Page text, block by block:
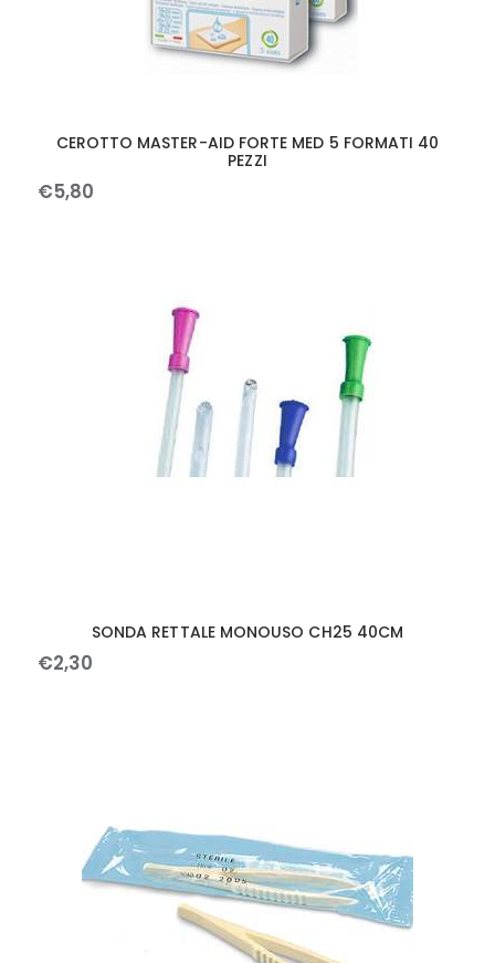
CEROTTO MASTER-AID FORTE MED 5 FORMATI 40
PEZZI
€5,80
SONDA RETTALE MONOUSO CH25 40CM
€2,30